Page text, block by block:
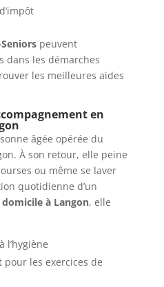
peuvent
dans les démarches
les meilleures aides
en
âgée opérée du
À son retour, elle peine
ou même se laver
quotidienne d’un
domicile à Langon, elle
l’hygiène
pour les exercices de